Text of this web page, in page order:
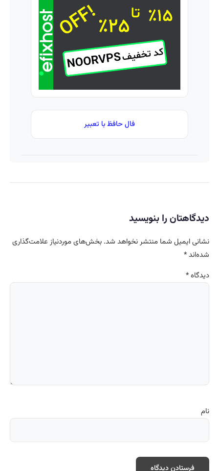
رو ثبت کن
فال حافظ با تعبیر
دیدگاهتان را بنویسید
نشانی ایمیل شما منتشر نخواهد شد. بخش‌های موردنیاز علامت‌گذاری
شده‌اند*
دیدگاه*
نام